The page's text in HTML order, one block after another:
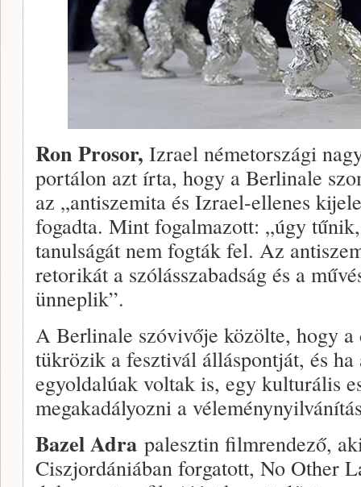
Ron Prosor, Izrael németországi
portálon azt írta, hogy a Berlinale
az „antiszemita és Izrael-ellenes
fogadta. Mint fogalmazott: „úgy
tanulságát nem fogták fel. Az
retorikát a szólásszabadság és a
ünneplik”.
A Berlinale szóvivője közölte, hogy
tükrözik a fesztivál álláspontját, és ha
egyoldalúak voltak is, egy kulturális
megakadályozni a
Bazel Adra palesztin filmrendező,
Ciszjordániában forgatott, No Other